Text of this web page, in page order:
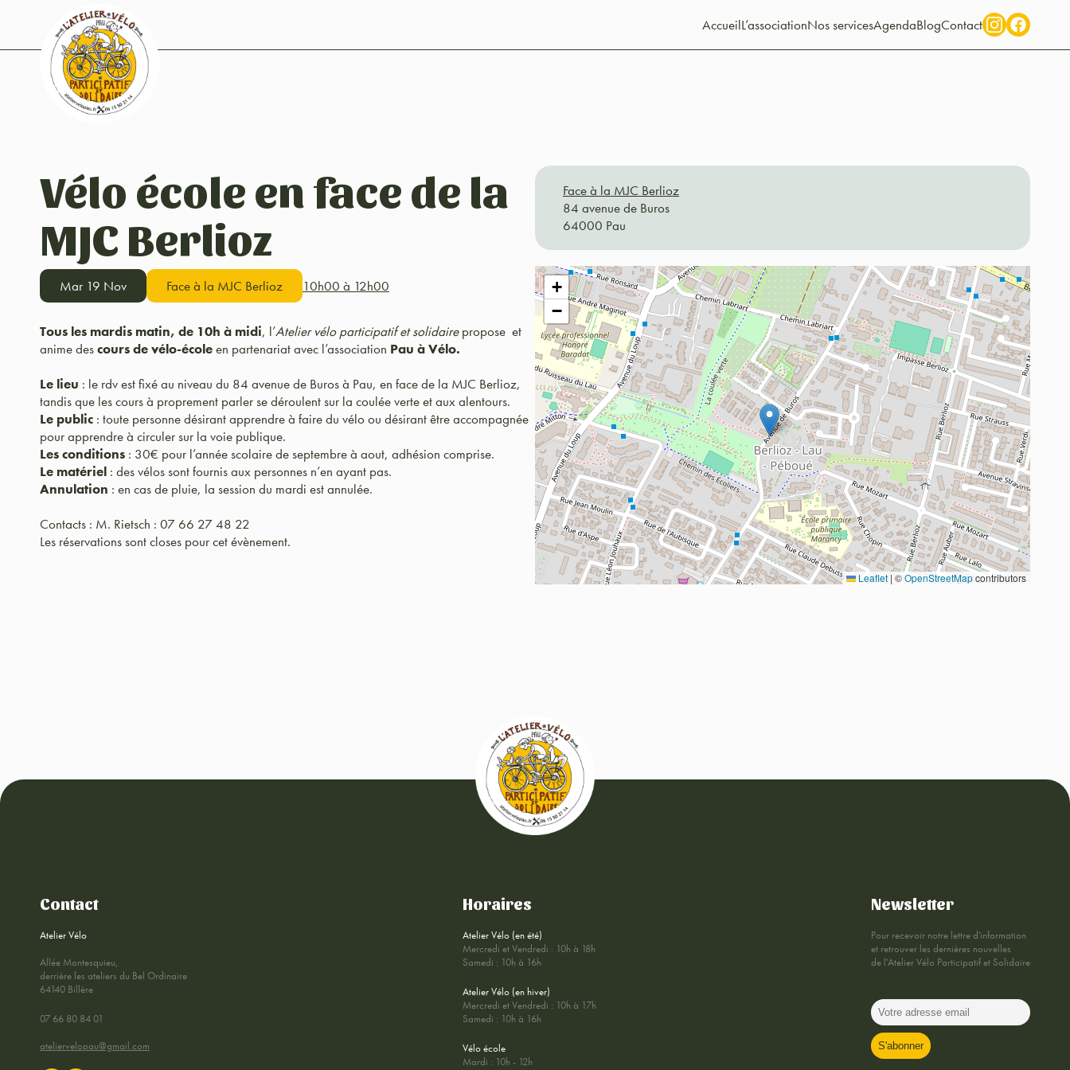
AccueilL’associationNos servicesAgendaBlogContact
Vélo école en face de la
MJC Berlioz
Mar 19 Nov Face à la MJC Berlioz 10h00 à 12h00
Tous les mardis matin, de 10h à midi, l’Atelier vélo participatif et solidairepropose et
anime descours de vélo-écoleen partenariat avec l’association Pau à Vélo.
Le lieu : le rdv est fixé au niveau du 84 avenue de Buros à Pau, en face de la MJC Berlioz,
tandis que les cours à proprement parler se déroulent sur la coulée verte et aux alentours.
Le public : toute personne désirant apprendre à faire du vélo ou désirant être accompagnée
pour apprendre à circuler sur la voie publique.
Les conditions : 30€ pour l’année scolaire de septembre à aout, adhésion comprise.
Le matériel : des vélos sont fournis aux personnes n’en ayant pas.
Annulation : en cas de pluie, la session du mardi est annulée.
Contacts : M. Rietsch : 07 66 27 48 22
Les réservations sont closes pour cet évènement.
Face à la MJC Berlioz
84 avenue de Buros
64000 Pau
+
−
Leaflet | ©OpenStreetMapcontributors
Contact
Atelier Vélo
Allée Montesquieu,
derrière les ateliers du Bel Ordinaire
64140 Billère
07 66 80 84 01
ateliervelopau@gmail.com
Horaires
Atelier Vélo (en été)
Mercredi et Vendredi : 10h à 18h
Samedi : 10h à 16h
Atelier Vélo (en hiver)
Mercredi et Vendredi : 10h à 17h
Samedi : 10h à 16h
Vélo école
Mardi : 10h - 12h
Newsletter
Pour recevoir notre lettre d'information
et retrouver les dernières nouvelles
de l'Atelier Vélo Participatif et Solidaire